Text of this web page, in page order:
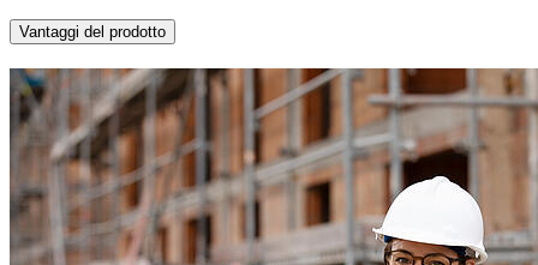
Vantaggi del prodotto